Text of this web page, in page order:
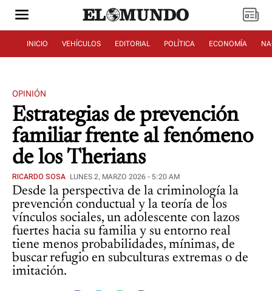
INICIO VEHÍCULOS EDITORIAL POLÍTICA ECONOMÍA
OPINIÓN
Estrategias de prevención
familiar frente al fenómeno
de los Therians
RICARDO SOSA LUNES 2, MARZO 2026 - 5:20 AM
Desde la perspectiva de la criminología la
prevención conductual y la teoría de los
vínculos sociales, un adolescente con lazos
fuertes hacia su familia y su entorno real
tiene menos probabilidades, mínimas, de
buscar refugio en subculturas extremas o de
imitación.